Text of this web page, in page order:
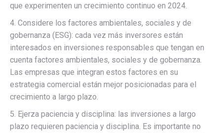
que experimenten un crecimiento continuo en 2024.
4. Considere los factores ambientales, sociales y de
gobernanza (ESG): cada vez más inversores están
interesados ​​en inversiones responsables que tengan en
cuenta factores ambientales, sociales y de gobernanza.
Las empresas que integran estos factores en su
estrategia comercial están mejor posicionadas para el
crecimiento a largo plazo.
5. Ejerza paciencia y disciplina: las inversiones a largo
plazo requieren paciencia y disciplina. Es importante no